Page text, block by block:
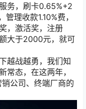
务，刷卡0.65%+2
理收款1.10%费，
，激活奖，注册
大于2000元，就可
越战越勇，我们知
常态，在这两年，
公司、终端厂商的